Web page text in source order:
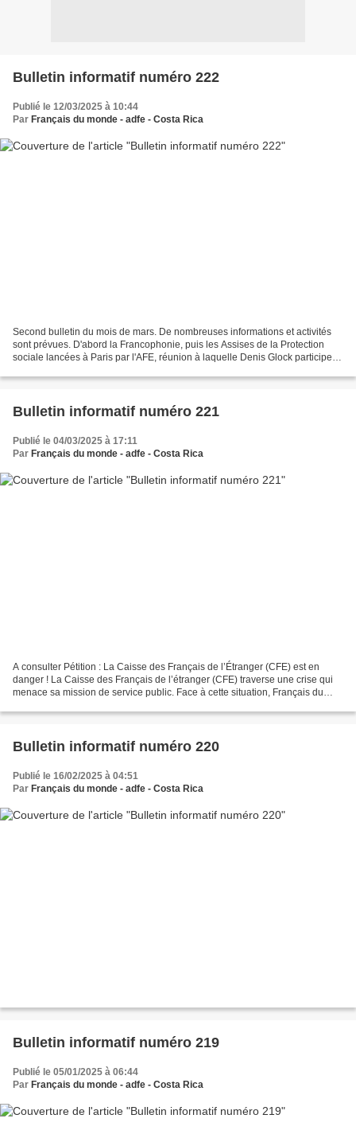
Bulletin informatif numéro 222
Publié le 12/03/2025 à 10:44
Par Français du monde - adfe - Costa Rica
Second bulletin du mois de mars. De nombreuses informations et activités
sont prévues. D'abord la Francophonie, puis les Assises de la Protection
sociale lancées à Paris par l'AFE, réunion à laquelle Denis Glock participe
Bulletin informatif numéro 221
Publié le 04/03/2025 à 17:11
Par Français du monde - adfe - Costa Rica
A consulter Pétition : La Caisse des Français de l’Étranger (CFE) est en
danger ! La Caisse des Français de l’étranger (CFE) traverse une crise qui
menace sa mission de service public. Face à cette situation, Français du
Bulletin informatif numéro 220
Publié le 16/02/2025 à 04:51
Par Français du monde - adfe - Costa Rica
Bulletin informatif numéro 219
Publié le 05/01/2025 à 06:44
Par Français du monde - adfe - Costa Rica